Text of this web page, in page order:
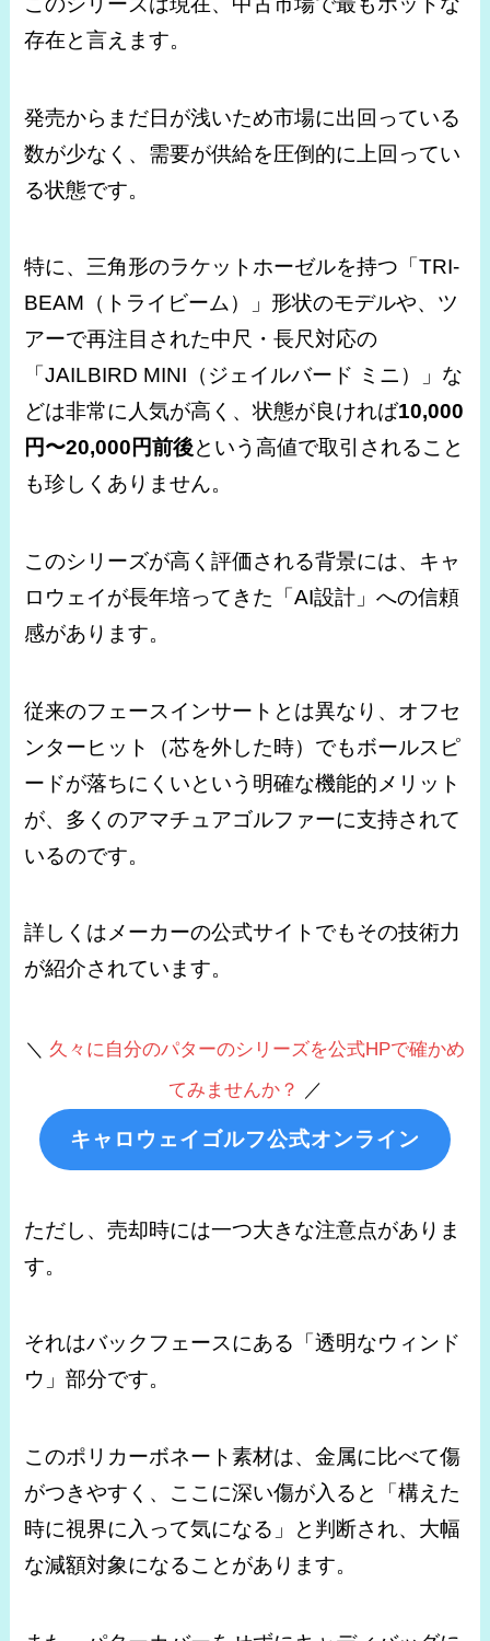
存在と言えます。
発売からまだ日が浅いため市場に出回っている
数が少なく、需要が供給を圧倒的に上回ってい
る状態です。
特に、三角形のラケットホーゼルを持つ「TRI-
BEAM（トライビーム）」形状のモデルや、ツ
アーで再注目された中尺・長尺対応の
「JAILBIRD MINI（ジェイルバード ミニ）」な
どは非常に人気が高く、状態が良ければ10,000
円〜20,000円前後という高値で取引されること
も珍しくありません。
このシリーズが高く評価される背景には、キャ
ロウェイが長年培ってきた「AI設計」への信頼
感があります。
従来のフェースインサートとは異なり、オフセ
ンターヒット（芯を外した時）でもボールスピ
ードが落ちにくいという明確な機能的メリット
が、多くのアマチュアゴルファーに支持されて
いるのです。
詳しくはメーカーの公式サイトでもその技術力
が紹介されています。
＼ 久々に自分のパターのシリーズを公式HPで確かめ
てみませんか？
／
キャロウェイゴルフ公式オンライン
ただし、売却時には一つ大きな注意点がありま
す。
それはバックフェースにある「透明なウィンド
ウ」部分です。
このポリカーボネート素材は、金属に比べて傷
がつきやすく、ここに深い傷が入ると「構えた
時に視界に入って気になる」と判断され、大幅
な減額対象になることがあります。